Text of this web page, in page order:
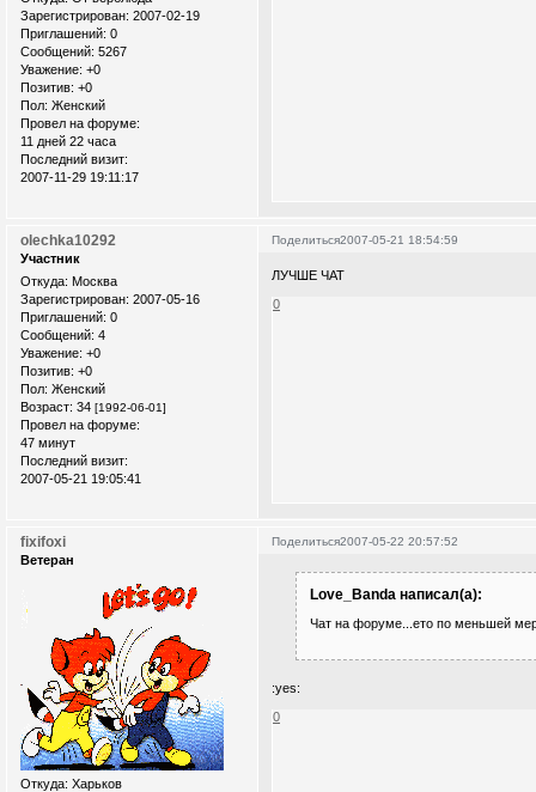
Зарегистрирован: 2007-02-19
Приглашений: 0
Сообщений: 5267
Уважение: +0
Позитив: +0
Пол: Женский
Провел на форуме:
11 дней 22 часа
Последний визит:
2007-11-29 19:11:17
Поделиться2007-05-21 18:54:59
olechka10292
Участник
Откуда: Москва
Зарегистрирован: 2007-05-16
Приглашений: 0
Сообщений: 4
Уважение: +0
Позитив: +0
Пол: Женский
Возраст: 34 [1992-06-01]
Провел на форуме:
47 минут
Последний визит:
2007-05-21 19:05:41
ЛУЧШЕ ЧАТ
0
Поделиться2007-05-22 20:57:52
fixifoxi
Ветеран
Откуда: Xарьков
Love_Banda написал(а):
Чат на форуме...ето по меньшей
:yes:
0